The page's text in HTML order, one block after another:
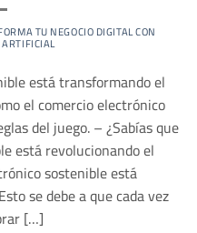
TU NEGOCIO DIGITAL CON
está transformando el
el comercio electrónico
del juego. – ¿Sabías que
está revolucionando el
sostenible está
se debe a que cada vez
[…]